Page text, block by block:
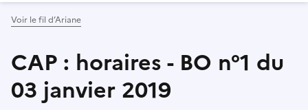
Voir le fil d’Ariane
CAP : horaires - BO n°1 du
03 janvier 2019